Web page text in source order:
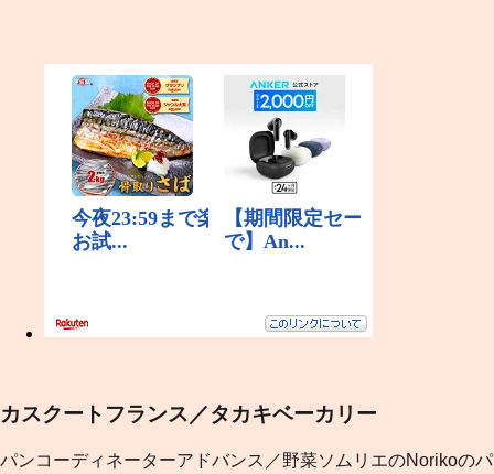
カスクートフランス／タカキベーカリー
パンコーディネーターアドバンス／野菜ソムリエのNorikoのパ